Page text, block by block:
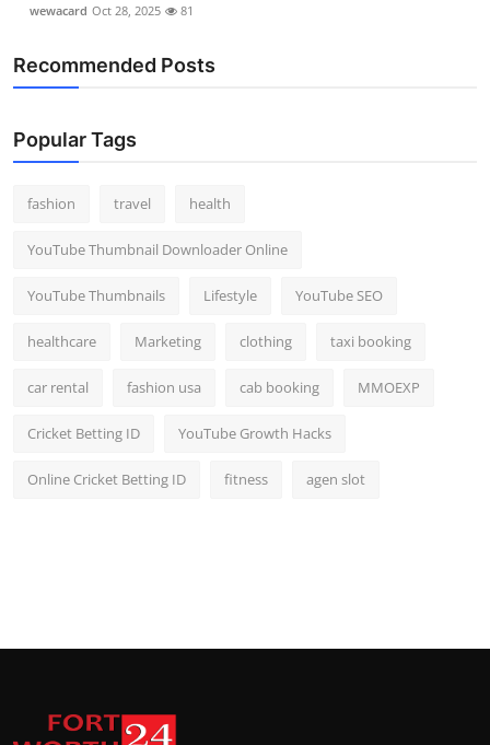
wewacard Oct 28, 2025 81
Recommended Posts
Popular Tags
fashion travel health
YouTube Thumbnail Downloader Online
YouTube Thumbnails Lifestyle YouTube SEO
healthcare Marketing clothing taxi booking
car rental fashion usa cab booking MMOEXP
Cricket Betting ID YouTube Growth Hacks
Online Cricket Betting ID fitness agen slot